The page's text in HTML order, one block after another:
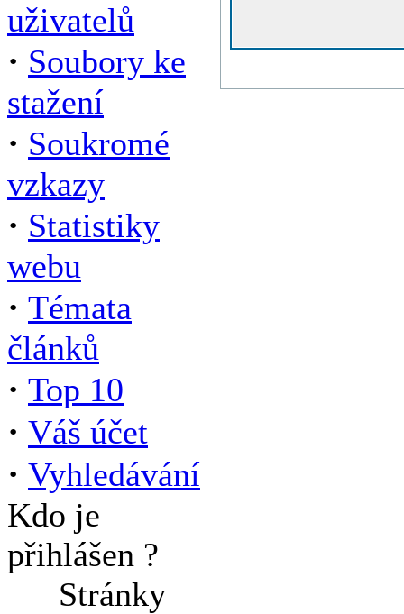
uživatelů
· Soubory ke
stažení
· Soukromé
vzkazy
· Statistiky
webu
· Témata
článků
· Top 10
· Váš účet
· Vyhledávání
Kdo je
přihlášen ?
Stránky